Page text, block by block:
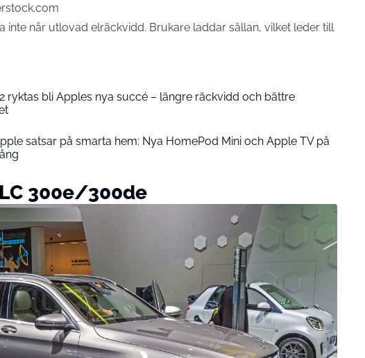
inte når utlovad elräckvidd. Brukare laddar sällan, vilket leder till
ryktas bli Apples nya succé – längre räckvidd och bättre
satsar på smarta hem: Nya HomePod Mini och Apple TV på
300e/300de